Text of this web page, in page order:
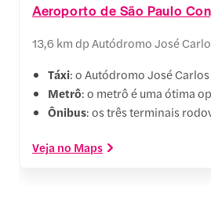
Aeroporto de São Paulo
13,6 km dp Autódromo José
Táxi: o Autódromo José
Metrô: o metrô é uma ótima
Ônibus: os três terminais
Veja no Maps